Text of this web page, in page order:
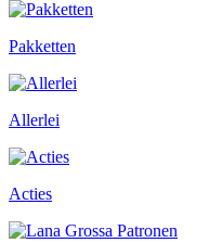
Pakketten
Allerlei
Acties